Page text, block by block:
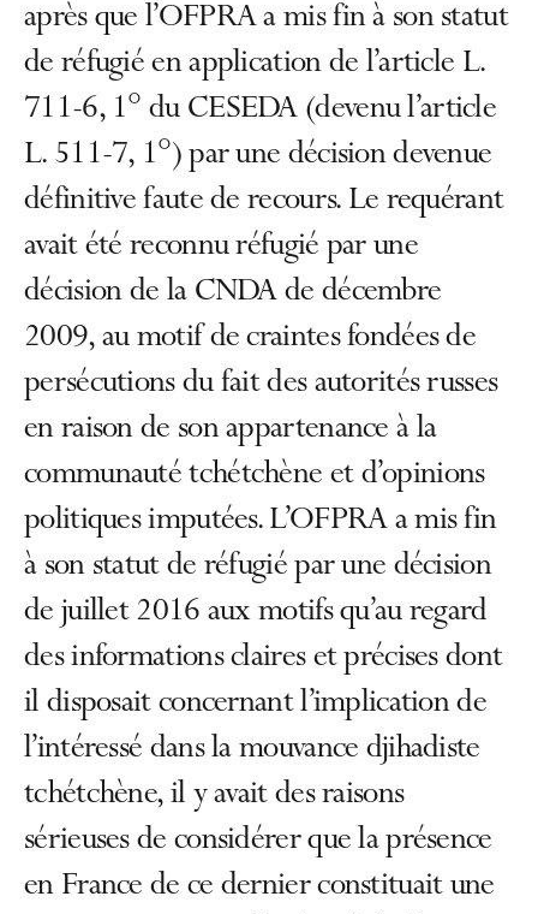
après que l’OFPRA a mis fin à son statut
de réfugié en application de l’article L.
711-6, 1° du CESEDA (devenu l’article
L. 511-7, 1°) par une décision devenue
définitive faute de recours. Le requérant
avait été reconnu réfugié par une
décision de la CNDA de décembre
2009, au motif de craintes fondées de
persécutions du fait des autorités russes
en raison de son appartenance à la
communauté tchétchène et d’opinions
politiques imputées. L’OFPRA a mis fin
à son statut de réfugié par une décision
de juillet 2016 aux motifs qu’au regard
des informations claires et précises dont
il disposait concernant l’implication de
l’intéressé dans la mouvance djihadiste
tchétchène, il y avait des raisons
sérieuses de considérer que la présence
en France de ce dernier constituait une